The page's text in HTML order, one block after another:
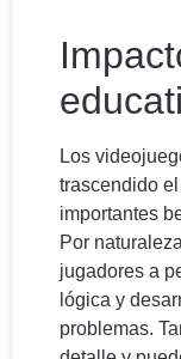
Los
trascendido
importantes
Por
jugadores a
lógica y
problemas.